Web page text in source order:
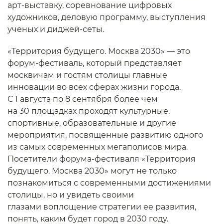
арт-выставку, соревнование цифровых
художников, деловую программу, выступления
ученых и диджей-сеты.
«Территория будущего. Москва 2030» — это
форум-фестиваль, который представляет
москвичам и гостям столицы главные
инновации во всех сферах жизни города.
С 1 августа по 8 сентября более чем
на 30 площадках проходят культурные,
спортивные, образовательные и другие
мероприятия, посвященные развитию одного
из самых современных мегаполисов мира.
Посетители форума-фестиваля «Территория
будущего. Москва 2030» могут не только
познакомиться с современными достижениями
столицы, но и увидеть своими
глазами воплощение стратегии ее развития,
понять, каким будет город в 2030 году.